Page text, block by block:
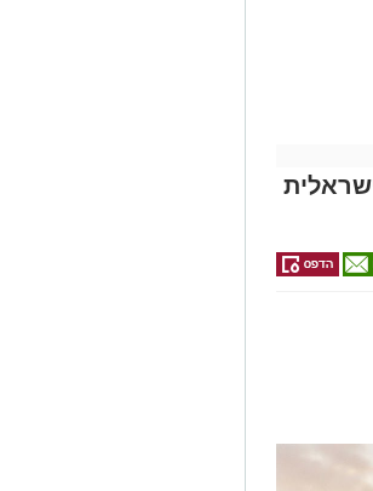
הישראלית